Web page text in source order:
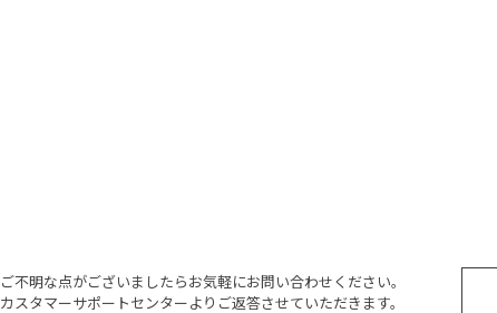
ご不明な点がございましたらお気軽にお問い合わせください。
カスタマーサポートセンターよりご返答させていただきます。